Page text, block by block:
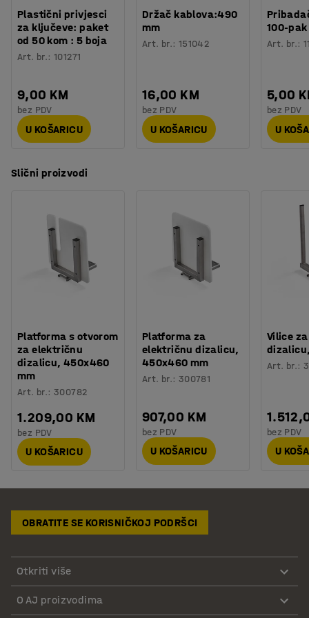
Plastični privjesci
za ključeve: paket
od 50 kom : 5 boja
Art. br.:101271
9,00 KM
bez PDV
U KOŠARICU
Držač kablova:490
mm
Art. br.: 151042
16,00 KM
bez PDV
U KOŠARICU
100-pak
Art. br.:
5,00
bez PDV
U
Slični proizvodi
Platforma s otvorom
za električnu
dizalicu, 450x460
mm
Art. br.:300782
1.209,00 KM
bez PDV
U KOŠARICU
Platforma za
električnu dizalicu,
450x460 mm
Art. br.: 300781
907,00 KM
bez PDV
U KOŠARICU
Vilice
Art. br.:
bez PDV
U
OBRATITE SE KORISNIČKOJ PODRŠCI
Otkriti više
O AJ proizvodima